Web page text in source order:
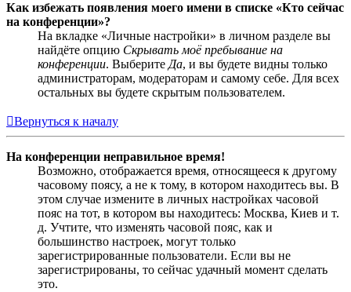
Как избежать появления моего имени в списке «Кто сейчас
на конференции»?
На вкладке «Личные настройки» в личном разделе вы
найдёте опцию Скрывать моё пребывание на
конференции. ВыберитеДа, и вы будете видны только
администраторам, модераторам и самому себе. Для всех
остальных вы будете скрытым пользователем.
Вернуться к началу
На конференции неправильное время!
Возможно, отображается время, относящееся к другому
часовому поясу, а не к тому, в котором находитесь вы. В
этом случае измените в личных настройках часовой
пояс на тот, в котором вы находитесь: Москва, Киев и т.
д. Учтите, что изменять часовой пояс, как и
большинство настроек, могут только
зарегистрированные пользователи. Если вы не
зарегистрированы, то сейчас удачный момент сделать
это.